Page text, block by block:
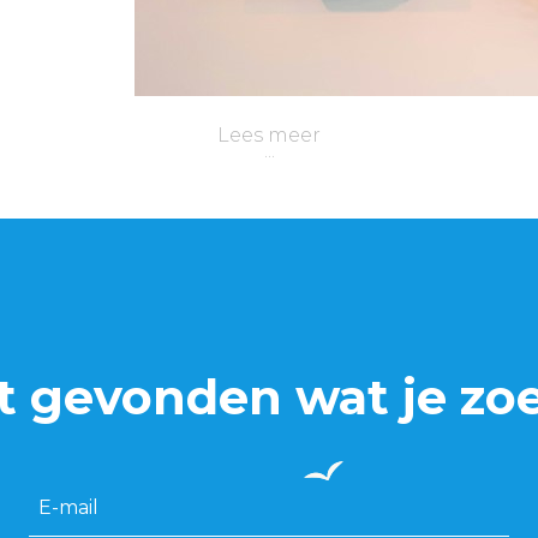
Lees meer
gevonden wat je
E-mail